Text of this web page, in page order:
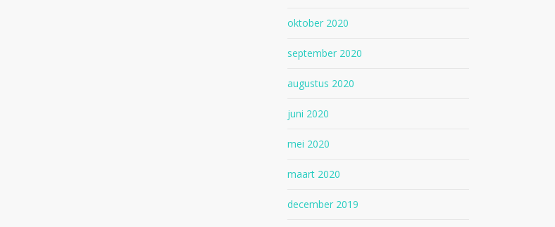
oktober 2020
september 2020
augustus 2020
juni 2020
mei 2020
maart 2020
december 2019